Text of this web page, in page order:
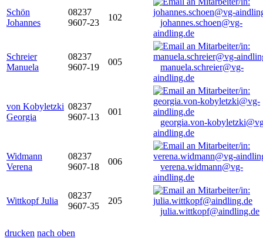
Schön
Johannes
08237
9607-23
102
johannes.schoen@vg-
aindling.de
Schreier
Manuela
08237
9607-19
005
manuela.schreier@vg-
aindling.de
von Kobyletzki
Georgia
08237
9607-13
001
georgia.von-
aindling.de
Widmann
Verena
08237
9607-18
006
verena.widmann@vg-
aindling.de
Wittkopf Julia
08237
9607-35
205
julia.wittkopf@aindling.de
drucken nach oben